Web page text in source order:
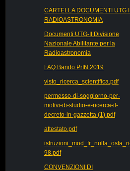
CARTELLA DOCUMENTI UTG
RADIOASTRONOMIA
Documenti UTG-II Divisione
Nazionale Abilitante per la
Radioastronomia
FAQ Bando PrIN 2019
visto_ricerca_scientifica.pdf
permesso-di-soggiorno-per-
motivi-di-studio-e-ricerca-il-
decreto-in-gazzetta (1).pdf
attestato.pdf
98.pdf
CONVENZIONI DI